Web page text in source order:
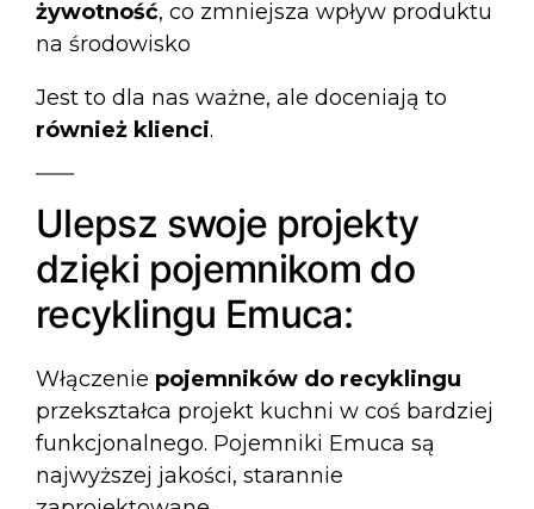
żywotność, co zmniejsza wpływ produktu
na środowisko
Jest to dla nas ważne, ale doceniają to
również klienci.
Ulepsz swoje projekty
dzięki pojemnikom do
recyklingu Emuca:
Włączenie pojemników do recyklingu
przekształca projekt kuchni w coś bardziej
funkcjonalnego. Pojemniki Emuca są
najwyższej jakości, starannie